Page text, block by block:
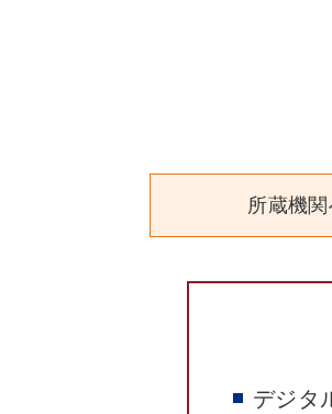
所蔵機
デジタ